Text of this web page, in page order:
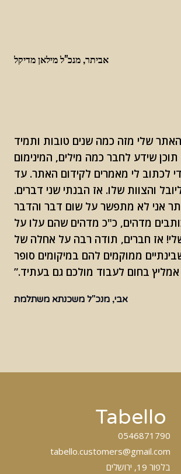
אביתר, מנכ"ל מילאן מדיקל
שלי מזה כמה שנים טובות ותמיד
שידע לחבר כמה מילים, המינימום
לכתוב לי מאמרים לקידום האתר. עד
והצוות שלו. אז הבנתי שני דברים.
אני לא מתפשר על שום דבר והדבר
מדהים, כ"כ מדהים שהם עלו על
אז חברים, תודה רבה על אחלה של
ממוקמים להם במיקומים סופר
אמליץ בחום לעבוד מולכם גם בעתיד.”
אבי, מנכ"ל משכנתא משתלמת
Tabello
0546871790
tabello.customers@gmail.com
בלפור 19, ירושלים